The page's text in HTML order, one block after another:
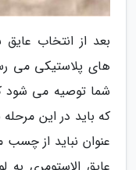
بعد از انتخاب
های پلاستیکی می
شما توصیه می شود
که باید در این
عنوان نباید از